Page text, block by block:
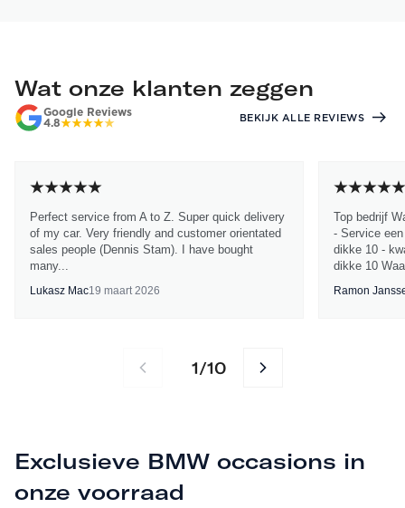
Wat onze klanten zeggen
Google Reviews
4.8
BEKIJK ALLE REVIEWS
Perfect service from A to Z. Super quick delivery
of my car. Very friendly and customer orientated
sales people (Dennis Stam). I have bought
many...
Lukasz Mac19 maart 2026
Top bedrijf
- Service
dikke 10 -
dikke 10
Ramon
1/10
Exclusieve BMW occasions in
onze voorraad